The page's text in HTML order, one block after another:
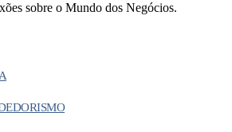
sobre o Mundo dos Negócios.